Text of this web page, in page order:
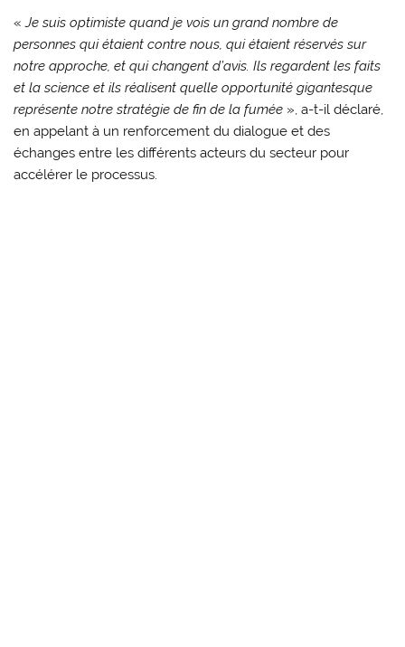
«Je suis optimiste quand je vois un grand nombre de
personnes qui étaient contre nous, qui étaient réservés sur
notre approche, et qui changent d’avis. Ils regardent les faits
et la science et ils réalisent quelle opportunité gigantesque
représente notre stratégie de fin de la fumée », a-t-il déclaré,
en appelant à un renforcement du dialogue et des
échanges entre les différents acteurs du secteur pour
accélérer le processus.